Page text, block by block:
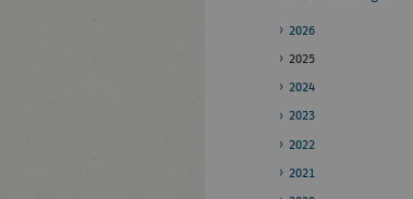
2026
2025
2024
2023
2022
2021